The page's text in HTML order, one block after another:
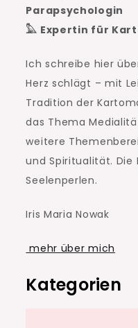
Parapsychologin
𓅓 Expertin für
Ich schreibe hier
Herz schlägt – mit
Tradition der
das Thema
weitere
und Spiritualität. Die
Seelenperlen.
Iris Maria Nowak
mehr über mich
Kategorien